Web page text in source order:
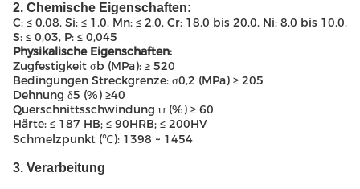
2. Chemische Eigenschaften:
C: ≤ 0,08, Si: ≤ 1,0, Mn: ≤ 2,0, Cr: 18,0 bis 20,0, Ni: 8,0 bis 10,0,
S: ≤ 0,03, P: ≤ 0,045
Physikalische Eigenschaften:
Zugfestigkeit σb (MPa): ≥ 520
Bedingungen Streckgrenze: σ0,2 (MPa) ≥ 205
Dehnung δ5 (%) ≥40
Querschnittsschwindung ψ (%) ≥ 60
Härte: ≤ 187 HB; ≤ 90HRB; ≤ 200HV
Schmelzpunkt (℃): 1398 ~ 1454
3. Verarbeitung